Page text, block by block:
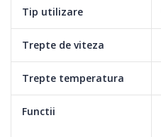
Design compact
Tip utilizare
Trepte de viteza
Trepte temperatura
Functii